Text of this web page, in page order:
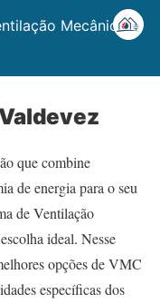
Mecânica
que combine
de energia para o seu
de Ventilação
ideal. Nesse
opções de VMC
específicas dos